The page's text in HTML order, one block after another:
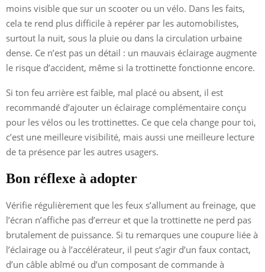
moins visible que sur un scooter ou un vélo. Dans les faits,
cela te rend plus difficile à repérer par les automobilistes,
surtout la nuit, sous la pluie ou dans la circulation urbaine
dense. Ce n’est pas un détail : un mauvais éclairage augmente
le risque d’accident, même si la trottinette fonctionne encore.
Si ton feu arrière est faible, mal placé ou absent, il est
recommandé d’ajouter un éclairage complémentaire conçu
pour les vélos ou les trottinettes. Ce que cela change pour toi,
c’est une meilleure visibilité, mais aussi une meilleure lecture
de ta présence par les autres usagers.
Bon réflexe à adopter
Vérifie régulièrement que les feux s’allument au freinage, que
l’écran n’affiche pas d’erreur et que la trottinette ne perd pas
brutalement de puissance. Si tu remarques une coupure liée à
l’éclairage ou à l’accélérateur, il peut s’agir d’un faux contact,
d’un câble abîmé ou d’un composant de commande à